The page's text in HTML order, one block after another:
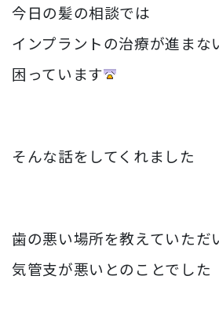
今日の髪の相談では
インプラントの治療が進まな
困っています
そんな話をしてくれました
歯の悪い場所を教えていただ
気管支が悪いとのことでした